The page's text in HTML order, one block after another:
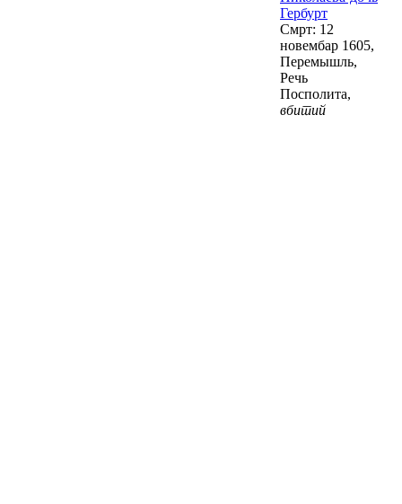
Гербурт
Смрт: 12
новембар 1605,
Перемышль,
Речь
Посполита,
вбитий